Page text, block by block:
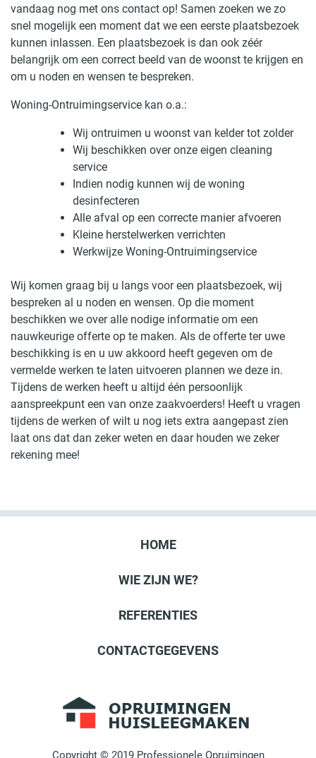
vandaag nog met ons contact op! Samen zoeken we zo
snel mogelijk een moment dat we een eerste plaatsbezoek
kunnen inlassen. Een plaatsbezoek is dan ook zéér
belangrijk om een correct beeld van de woonst te krijgen en
om u noden en wensen te bespreken.
Woning-Ontruimingservice kan o.a.:
Wij ontruimen u woonst van kelder tot zolder
Wij beschikken over onze eigen cleaning
service
Indien nodig kunnen wij de woning
desinfecteren
Alle afval op een correcte manier afvoeren
Kleine herstelwerken verrichten
Werkwijze Woning-Ontruimingservice
Wij komen graag bij u langs voor een plaatsbezoek, wij
bespreken al u noden en wensen. Op die moment
beschikken we over alle nodige informatie om een
nauwkeurige offerte op te maken. Als de offerte ter uwe
beschikking is en u uw akkoord heeft gegeven om de
vermelde werken te laten uitvoeren plannen we deze in.
Tijdens de werken heeft u altijd één persoonlijk
aanspreekpunt een van onze zaakvoerders! Heeft u vragen
tijdens de werken of wilt u nog iets extra aangepast zien
laat ons dat dan zeker weten en daar houden we zeker
rekening mee!
HOME
WIE ZIJN WE?
REFERENTIES
CONTACTGEGEVENS
Copyright © 2019 Professionele Opruimingen